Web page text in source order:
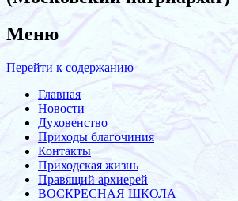
Меню
Перейти к содержанию
Главная
Новости
Духовенство
Приходы благочиния
Контакты
Приходская жизнь
Правящий архиерей
ВОСКРЕСНАЯ ШКОЛА